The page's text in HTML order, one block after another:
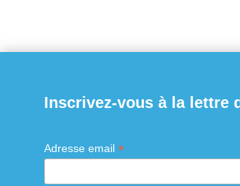
Inscrivez-vous à la lettre
Adresse email *